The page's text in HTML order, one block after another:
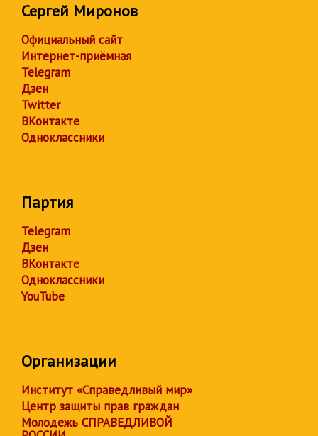
Сергей Миронов
Официальный сайт
Интернет-приёмная
Telegram
Дзен
Twitter
ВКонтакте
Одноклассники
Партия
Telegram
Дзен
ВКонтакте
Одноклассники
YouTube
Организации
Институт «Справедливый мир»
Центр защиты прав граждан
Молодежь СПРАВЕДЛИВОЙ